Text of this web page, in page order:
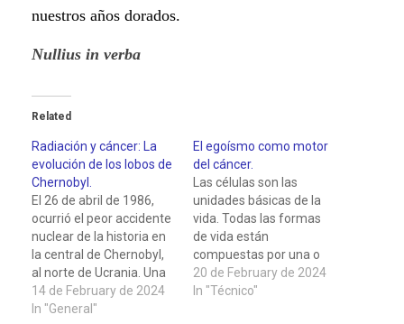
nuestros años dorados.
Nullius in verba
Related
Radiación y cáncer: La
evolución de los lobos de
Chernobyl.
El 26 de abril de 1986,
ocurrió el peor accidente
nuclear de la historia en
la central de Chernobyl,
al norte de Ucrania. Una
explosión liberó una
nube de material
14 de February de 2024
In "General"
El egoísmo como motor
del cáncer.
Las células son las
unidades básicas de la
vida. Todas las formas
de vida están
compuestas por una o
más células que realizan
funciones vitales como
20 de February de 2024
In "Técnico"